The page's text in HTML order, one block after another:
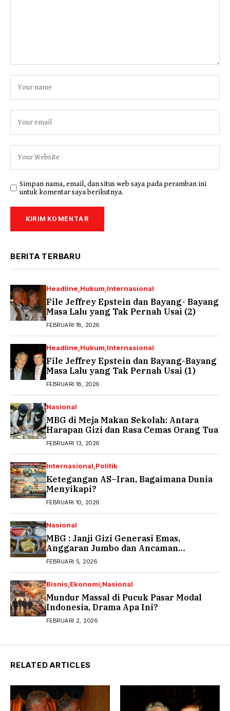
Simpan nama, email, dan situs web saya pada peramban ini
untuk komentar saya berikutnya.
BERITA TERBARU
Headline Hukum Internasional
File Jeffrey Epstein dan Bayang- Bayang
Masa Lalu yang Tak Pernah Usai (2)
FEBRUARI 18, 2026
Headline Hukum Internasional
File Jeffrey Epstein dan Bayang-Bayang
Masa Lalu yang Tak Pernah Usai (1)
FEBRUARI 18, 2026
Nasional
MBG di Meja Makan Sekolah: Antara
Harapan Gizi dan Rasa Cemas Orang Tua
FEBRUARI 13, 2026
Internasional Politik
Ketegangan AS–Iran, Bagaimana Dunia
Menyikapi?
FEBRUARI 10, 2026
Nasional
MBG : Janji Gizi Generasi Emas,
Anggaran Jumbo dan Ancaman
Keracunan
FEBRUARI 5, 2026
Bisnis Ekonomi Nasional
Mundur Massal di Pucuk Pasar Modal
Indonesia, Drama Apa Ini?
FEBRUARI 2, 2026
RELATED ARTICLES